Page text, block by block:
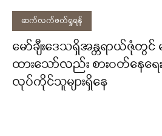
ဆက်လက်ဖတ်ရှုရန်
မော်ချီးဒေသရှိအန္တရာယ်ဇုံတွ
ထားသော်လည်း စားဝတ်နေ
လုပ်ကိုင်သူများရှိနေ